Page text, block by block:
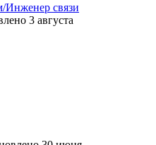
Инженер связи
3 августа